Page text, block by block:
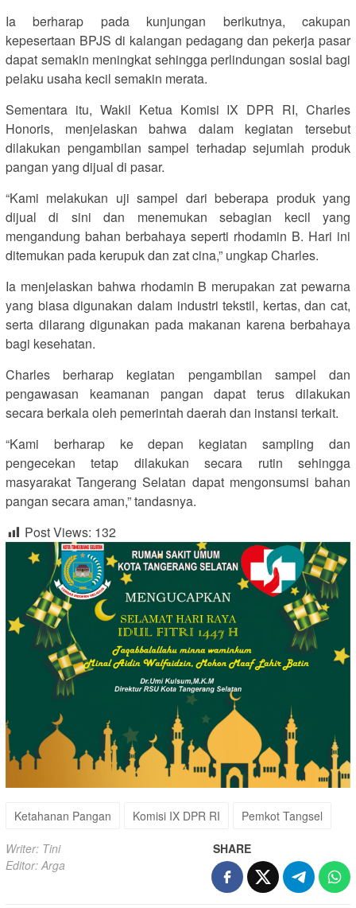
Ia berharap pada kunjungan berikutnya, cakupan
kepesertaan BPJS di kalangan pedagang dan pekerja pasar
dapat semakin meningkat sehingga perlindungan sosial bagi
pelaku usaha kecil semakin merata.
Sementara itu, Wakil Ketua Komisi IX DPR RI, Charles
Honoris, menjelaskan bahwa dalam kegiatan tersebut
dilakukan pengambilan sampel terhadap sejumlah produk
pangan yang dijual di pasar.
“Kami melakukan uji sampel dari beberapa produk yang
dijual di sini dan menemukan sebagian kecil yang
mengandung bahan berbahaya seperti rhodamin B. Hari ini
ditemukan pada kerupuk dan zat cina,” ungkap Charles.
Ia menjelaskan bahwa rhodamin B merupakan zat pewarna
yang biasa digunakan dalam industri tekstil, kertas, dan cat,
serta dilarang digunakan pada makanan karena berbahaya
bagi kesehatan.
Charles berharap kegiatan pengambilan sampel dan
pengawasan keamanan pangan dapat terus dilakukan
secara berkala oleh pemerintah daerah dan instansi terkait.
“Kami berharap ke depan kegiatan sampling dan
pengecekan tetap dilakukan secara rutin sehingga
masyarakat Tangerang Selatan dapat mengonsumsi bahan
pangan secara aman,” tandasnya.
Post Views: 132
Ketahanan Pangan Komisi IX DPR RI Pemkot Tangsel
Writer: Tini
Editor: Arga
SHARE